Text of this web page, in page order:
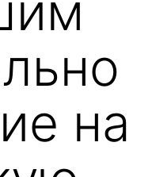
на